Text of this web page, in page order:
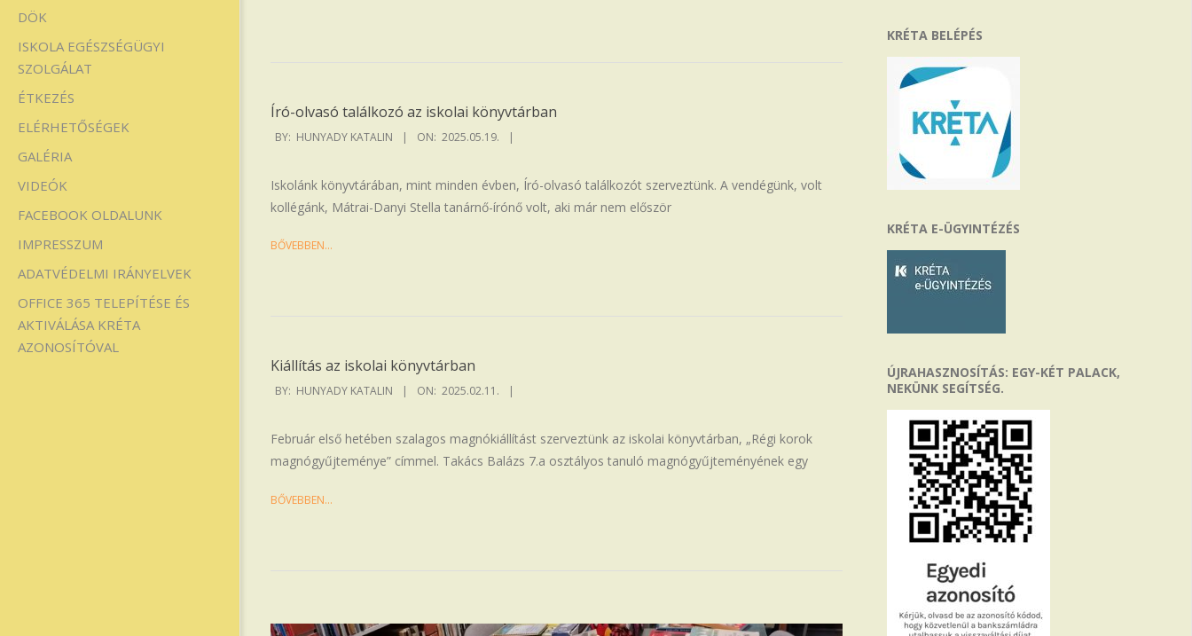
DÖK
ISKOLA EGÉSZSÉGÜGYI
SZOLGÁLAT
ÉTKEZÉS
ELÉRHETŐSÉGEK
GALÉRIA
VIDEÓK
FACEBOOK OLDALUNK
IMPRESSZUM
ADATVÉDELMI IRÁNYELVEK
OFFICE 365 TELEPÍTÉSE ÉS
AKTIVÁLÁSA KRÉTA
AZONOSÍTÓVAL
Író-olvasó találkozó az iskolai könyvtárban
2025-
BY: HUNYADY KATALIN ON: 2025.05.19.
Iskolánk könyvtárában, mint minden évben, Író-olvasó találkozót szerveztünk. A vendégünk, volt
kollégánk, Mátrai-Danyi Stella tanárnő-írónő volt, aki már nem először
BŐVEBBEN…
Kiállítás az iskolai könyvtárban
2025-
BY: HUNYADY KATALIN ON: 2025.02.11.
Február első hetében szalagos magnókiállítást szerveztünk az iskolai könyvtárban, „Régi korok
magnógyűjteménye” címmel. Takács Balázs 7.a osztályos tanuló magnógyűjteményének egy
BŐVEBBEN…
KRÉTA BELÉPÉS
KRÉTA E-ÜGYINTÉZÉS
ÚJRAHASZNOSÍTÁS: EGY-KÉT PALACK,
NEKÜNK SEGÍTSÉG.